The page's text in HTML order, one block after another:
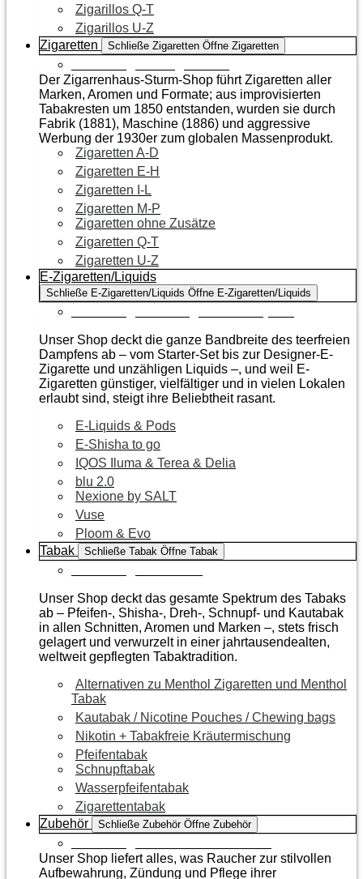
Zigarillos Q-T
Zigarillos U-Z
Zigaretten
Schließe Zigaretten Öffne Zigaretten
Der Zigarrenhaus-Sturm-Shop führt Zigaretten aller
Marken, Aromen und Formate; aus improvisierten
Tabakresten um 1850 entstanden, wurden sie durch
Fabrik (1881), Maschine (1886) und aggressive
Werbung der 1930er zum globalen Massenprodukt.
Zigaretten A-D
Zigaretten E-H
Zigaretten I-L
Zigaretten M-P
Zigaretten ohne Zusätze
Zigaretten Q-T
Zigaretten U-Z
E-Zigaretten/Liquids
Schließe E-Zigaretten/Liquids Öffne E-Zigaretten/Liquids
Unser Shop deckt die ganze Bandbreite des teerfreien
Dampfens ab – vom Starter-Set bis zur Designer-E-
Zigarette und unzähligen Liquids –, und weil E-
Zigaretten günstiger, vielfältiger und in vielen Lokalen
erlaubt sind, steigt ihre Beliebtheit rasant.
E-Liquids & Pods
E-Shisha to go
IQOS Iluma & Terea & Delia
blu 2.0
Nexione by SALT
Vuse
Ploom & Evo
Tabak
Schließe Tabak Öffne Tabak
Unser Shop deckt das gesamte Spektrum des Tabaks
ab – Pfeifen-, Shisha-, Dreh-, Schnupf- und Kautabak
in allen Schnitten, Aromen und Marken –, stets frisch
gelagert und verwurzelt in einer jahrtausendealten,
weltweit gepflegten Tabaktradition.
Alternativen zu Menthol Zigaretten und Menthol
Tabak
Kautabak / Nicotine Pouches / Chewing bags
Nikotin + Tabakfreie Kräutermischung
Pfeifentabak
Schnupftabak
Wasserpfeifentabak
Zigarettentabak
Zubehör
Schließe Zubehör Öffne Zubehör
Unser Shop liefert alles, was Raucher zur stilvollen
Aufbewahrung, Zündung und Pflege ihrer